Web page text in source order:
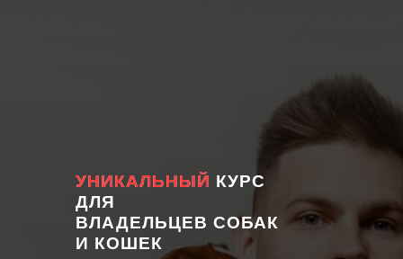
УНИКАЛЬНЫЙ КУРС
ДЛЯ
ВЛАДЕЛЬЦЕВ СОБАК
И КОШЕК
УНИКАЛЬНЫЙ